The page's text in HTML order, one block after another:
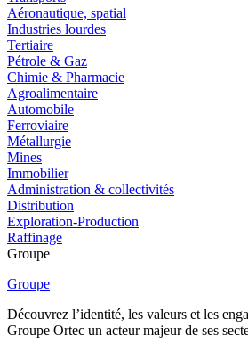
Aéronautique, spatial
Industries lourdes
Tertiaire
Pétrole & Gaz
Chimie & Pharmacie
Agroalimentaire
Automobile
Ferroviaire
Métallurgie
Mines
Immobilier
Administration & collectivités
Distribution
Exploration-Production
Raffinage
Groupe
Groupe
Découvrez l’identité, les valeurs et les
Groupe Ortec un acteur majeur de ses